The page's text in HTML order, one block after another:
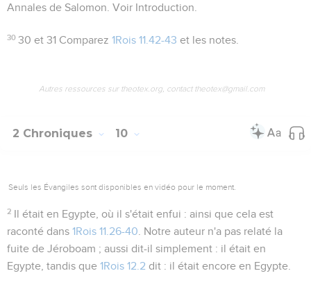
Annales de Salomon . Voir Introduction.
30 30 et 31 Comparez1Rois 11.42-43 et les notes.
Autres ressources sur theotex.org, contact theotex@gmail.com
2 Chroniques 10
Seuls les Évangiles sont disponibles en vidéo pour le moment.
2 Il était en Egypte, où il s'était enfui : ainsi que cela est
raconté dans 1Rois 11.26-40 . Notre auteur n'a pas relaté la
fuite de Jéroboam ; aussi dit-il simplement : il était en
Egypte , tandis que 1Rois 12.2 dit : il était encore en Egypte